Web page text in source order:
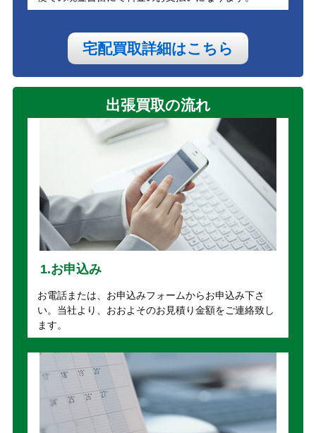
宅配買取詳細はこちら
出張買取の流れ
1.お申込み
お電話または、お申込みフォームからお申込み下さ
い。当社より、おおよそのお見積り金額をご連絡致し
ます。